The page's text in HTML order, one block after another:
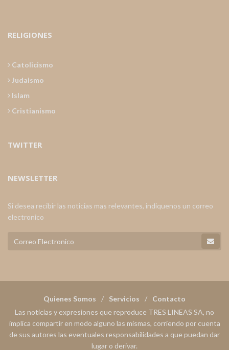
RELIGIONES
Catolicismo
Judaismo
Islam
Cristianismo
TWITTER
NEWSLETTER
Si desea recibir las noticias mas relevantes, indiquenos un correo
electronico
Quienes Somos Servicios
Contacto
Las noticias y expresiones que reproduce TRES LINEAS SA, no
implica compartir en modo alguno las mismas, corriendo por cuenta
de sus autores las eventuales responsabilidades a que puedan dar
lugar o derivar.